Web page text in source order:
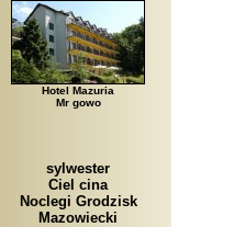
Hotel Mazuria
Mr gowo
sylwester
Ciel cina
Noclegi Grodzisk
Mazowiecki